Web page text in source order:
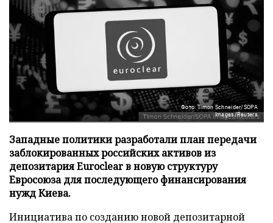
Фото: Timon Schneider/SOPA
Images/Reuters
Западные политики разработали план передачи
заблокированных российских активов из
депозитария Euroclear в новую структуру
Евросоюза для последующего финансирования
нужд Киева.
Инициатива по созданию новой депозитарной